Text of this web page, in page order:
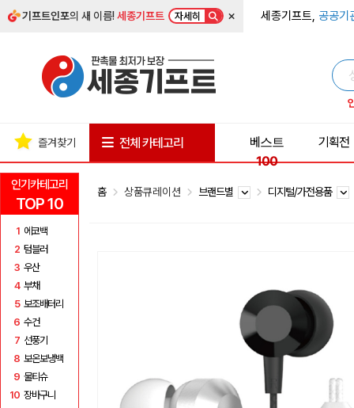
기프트인포의 새 이름!세종기프트 자세히 × 세종기프트, 공공기
인기카테고리
TOP 10
1 에코백
2 텀블러
3 우산
4 부채
5 보조배터리
6 수건
7 선풍기
8 보온보냉백
9 물티슈
10 장바구니
즐겨찾기 전체 카테고리
베스트
100
기획전
홈 상품큐레이션 브랜드별 디지털/가전용품